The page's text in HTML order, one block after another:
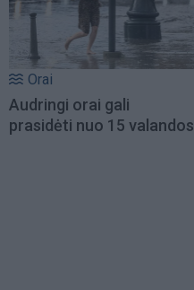
Orai
Audringi orai gali
prasidėti nuo 15 valandos